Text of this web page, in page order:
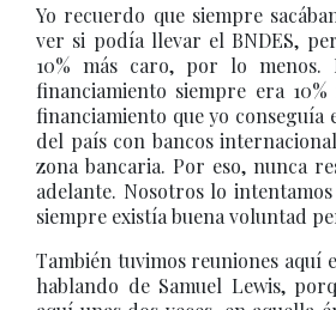
Yo recuerdo que siempre
ver si podía llevar el BNDES,
10% más caro, por lo
financiamiento siempre era
financiamiento que yo conseguía
del país con bancos
zona bancaria. Por eso, nunca
adelante. Nosotros lo
siempre existía buena voluntad
También tuvimos reuniones aquí
hablando de Samuel Lewis,